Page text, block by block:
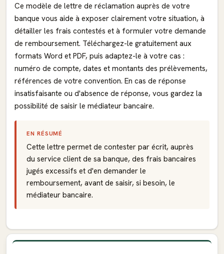
Ce modèle de lettre de réclamation auprès de votre
banque vous aide à exposer clairement votre situation, à
détailler les frais contestés et à formuler votre demande
de remboursement. Téléchargez-le gratuitement aux
formats Word et PDF, puis adaptez-le à votre cas :
numéro de compte, dates et montants des prélèvements,
références de votre convention. En cas de réponse
insatisfaisante ou d'absence de réponse, vous gardez la
possibilité de saisir le médiateur bancaire.
EN RÉSUMÉ
Cette lettre permet de contester par écrit, auprès
du service client de sa banque, des frais bancaires
jugés excessifs et d'en demander le
remboursement, avant de saisir, si besoin, le
médiateur bancaire.